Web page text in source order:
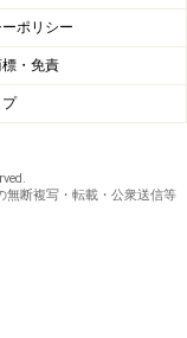
愛情表現は減り、
きますよね。た
”というのとは違
も同じなんじゃ
ポリシー
・免責
無断複写・転載・公衆送信等